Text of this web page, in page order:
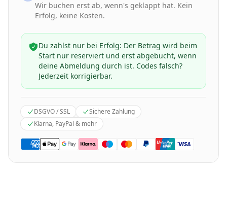
Wir buchen erst ab, wenn's geklappt hat. Kein
Erfolg, keine Kosten.
Du zahlst nur bei Erfolg: Der Betrag wird beim
Start nur reserviert und erst abgebucht, wenn
deine Abmeldung durch ist. Codes falsch?
Jederzeit korrigierbar.
DSGVO / SSL
Sichere Zahlung
Klarna, PayPal & mehr